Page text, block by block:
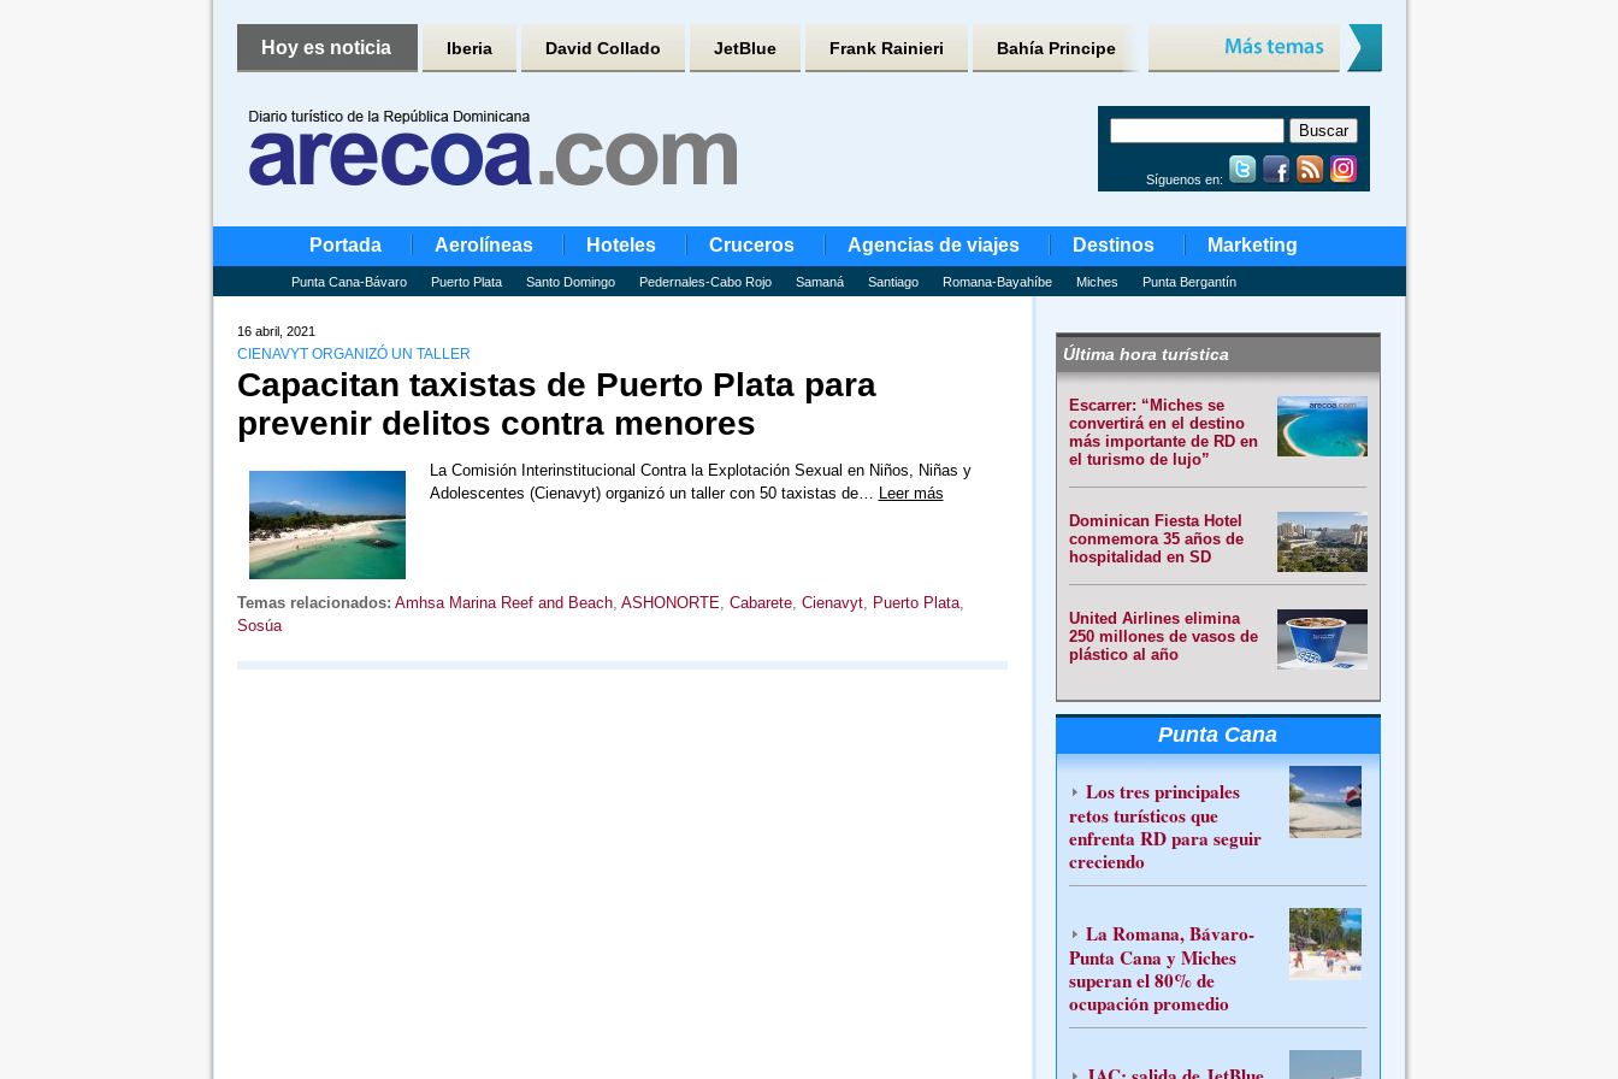
Hoy es noticia Iberia David Collado JetBlue Frank Rainieri Bahía Principe
Síguenos en:
Portada Aerolíneas Hoteles Cruceros Agencias de viajes Destinos Marketing
Punta Cana-Bávaro Puerto Plata Santo Domingo Pedernales-Cabo Rojo Samaná Santiago Romana-Bayahíbe Miches Punta Bergantín
16 abril, 2021
CIENAVYT ORGANIZÓ UN TALLER
Capacitan taxistas de Puerto Plata para
prevenir delitos contra menores
La Comisión Interinstitucional Contra la Explotación Sexual en Niños, Niñas y
Adolescentes (Cienavyt) organizó un taller con 50 taxistas de… Leer más
Temas relacionados: Amhsa Marina Reef and Beach, ASHONORTE, Cabarete, Cienavyt, Puerto Plata,
Sosúa
Última hora turística
Escarrer: “Miches se
convertirá en el destino
más importante de RD en
el turismo de lujo”
Dominican Fiesta Hotel
conmemora 35 años de
hospitalidad en SD
United Airlines elimina
250 millones de vasos de
plástico al año
Punta Cana
Los tres principales
retos turísticos que
enfrenta RD para seguir
creciendo
La Romana, Bávaro-
Punta Cana y Miches
superan el 80% de
ocupación promedio